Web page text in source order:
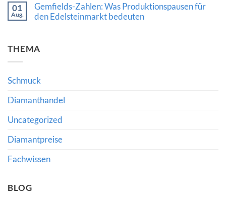
für
den
internationalen
zu
Strategische
Führung
Schmuckhandel:
für
Käufer
Händler
bedeutet
01
Aug.
Gemfields-Zahlen: Was Produktionspausen für
den Edelsteinmarkt bedeuten
Gemfields-
für
den
bedeuten
THEMA
Schmuck
Diamanthandel
Uncategorized
Diamantpreise
Fachwissen
BLOG